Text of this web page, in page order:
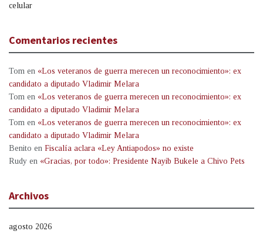
celular
Comentarios recientes
Tom en «Los veteranos de guerra merecen un reconocimiento»: ex
candidato a diputado Vladimir Melara
Tom en «Los veteranos de guerra merecen un reconocimiento»: ex
candidato a diputado Vladimir Melara
Tom en «Los veteranos de guerra merecen un reconocimiento»: ex
candidato a diputado Vladimir Melara
Benito en Fiscalía aclara «Ley Antiapodos» no existe
Rudy en «Gracias, por todo»: Presidente Nayib Bukele a Chivo Pets
Archivos
agosto 2026